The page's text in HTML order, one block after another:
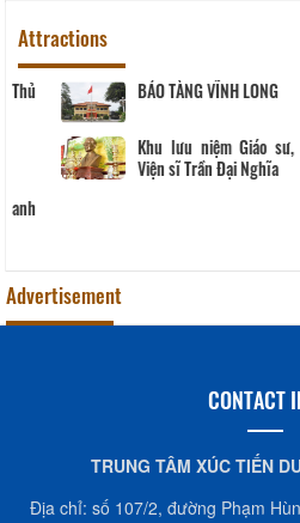
Attractions
Khu tưởng niệm cố Thủ
tướng Võ Văn Kiệt
Advertisement
CONTACT
TRUNG TÂM XÚC TIẾN
Địa chỉ: số 107/2, đường Phạm